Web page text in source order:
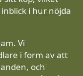
i hur nöjda
Vi
i form av att
och